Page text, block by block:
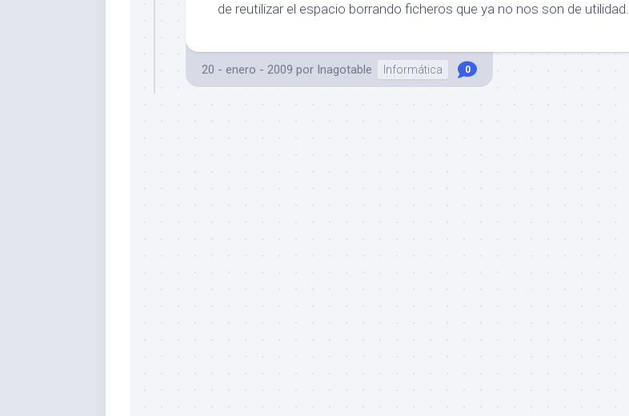
de reutilizar el espacio borrando ficheros que ya no nos son de utilidad.
20 - enero - 2009 por Inagotable Informática 0